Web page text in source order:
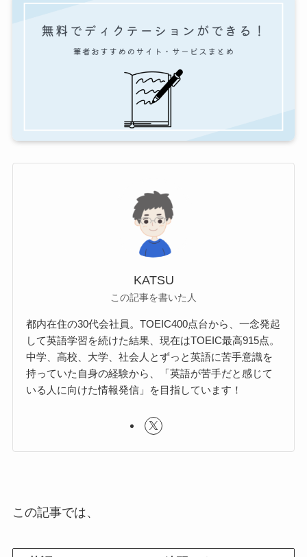
KATSU
この記事を書いた人
都内在住の30代会社員。TOEIC400点台から、一念発起
して英語学習を続けた結果、現在はTOEIC最高915点。
中学、高校、大学、社会人とずっと英語に苦手意識を
持っていた自身の経験から、「英語が苦手だと感じて
いる人に向けた情報発信」を目指しています！
この記事では、